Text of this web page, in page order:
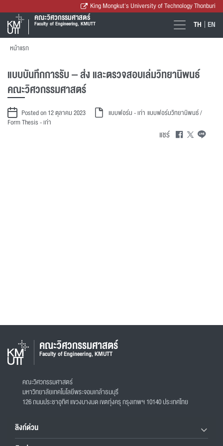
King Mongkut's University of Technology Thonburi
คณะวิศวกรรมศาสตร์
Faculty of Engineering, KMUTT TH EN
หน้าแรก
แบบบันทึกการรับ – ส่ง และตรวจสอบเล่มวิทยานิพนธ์
คณะวิศวกรรมศาสตร์
Posted on 12 ตุลาคม 2023 แบบฟอร์ม - เก่า แบบฟอร์มวิทยานิพนธ์ /
Form Thesis - เก่า
แชร์
คณะวิศวกรรมศาสตร์
Faculty of Engineering, KMUTT
คณะวิศวกรรมศาสตร์
มหาวิทยาลัยเทคโนโลยีพระจอมเกล้าธนบุรี
126 ถนนประชาอุทิศ แขวงบางมด เขตทุ่งครุ กรุงเทพฯ 10140 ประเทศไทย
ลิงก์ด่วน